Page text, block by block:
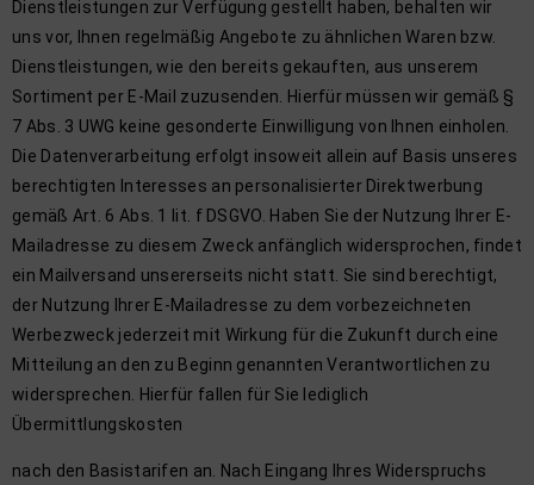
Dienstleistungen zur Verfügung gestellt haben, behalten wir
uns vor, Ihnen regelmäßig Angebote zu ähnlichen Waren bzw.
Dienstleistungen, wie den bereits gekauften, aus unserem
Sortiment per E-Mail zuzusenden. Hierfür müssen wir gemäß §
7 Abs. 3 UWG keine gesonderte Einwilligung von Ihnen einholen.
Die Datenverarbeitung erfolgt insoweit allein auf Basis unseres
berechtigten Interesses an personalisierter Direktwerbung
gemäß Art. 6 Abs. 1 lit. f DSGVO. Haben Sie der Nutzung Ihrer E-
Mailadresse zu diesem Zweck anfänglich widersprochen, findet
ein Mailversand unsererseits nicht statt. Sie sind berechtigt,
der Nutzung Ihrer E-Mailadresse zu dem vorbezeichneten
Werbezweck jederzeit mit Wirkung für die Zukunft durch eine
Mitteilung an den zu Beginn genannten Verantwortlichen zu
widersprechen. Hierfür fallen für Sie lediglich
Übermittlungskosten
nach den Basistarifen an. Nach Eingang Ihres Widerspruchs